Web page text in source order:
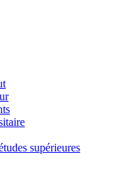
supérieures